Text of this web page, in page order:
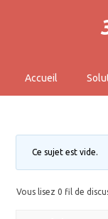
Accueil
Ce sujet est vide.
Vous lisez 0 fil de